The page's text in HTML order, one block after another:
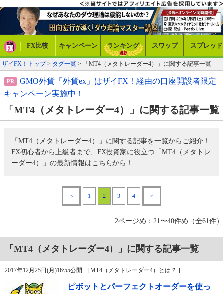
FX比較 キャンペーン ランキング スワップ スプレッド
ザイFX！トップ> タグ一覧 > 「MT4（メタトレーダー4）」に関する記事一覧
GMO外貨「外貨ex」はザイFX！経由の口座開設者限定
キャンペーン実施中！
「MT4（メタトレーダー4）」に関する記事一覧
「MT4（メタトレーダー4）」に関する記事を一覧からご紹介！
FX初心者から上級者まで、FX投資家に役立つ「MT4（メタトレ
ーダー4）」の最新情報はこちらから！
< 1 2 3 4 >
2ページめ：21〜40件め（全61件）
「MT4（メタトレーダー4）」に関する記事一覧
2017年12月25日(月)16:55公開 [MT4（メタトレーダー4）とは？ ]
ピボットとパーフェクトオーダーを使っ